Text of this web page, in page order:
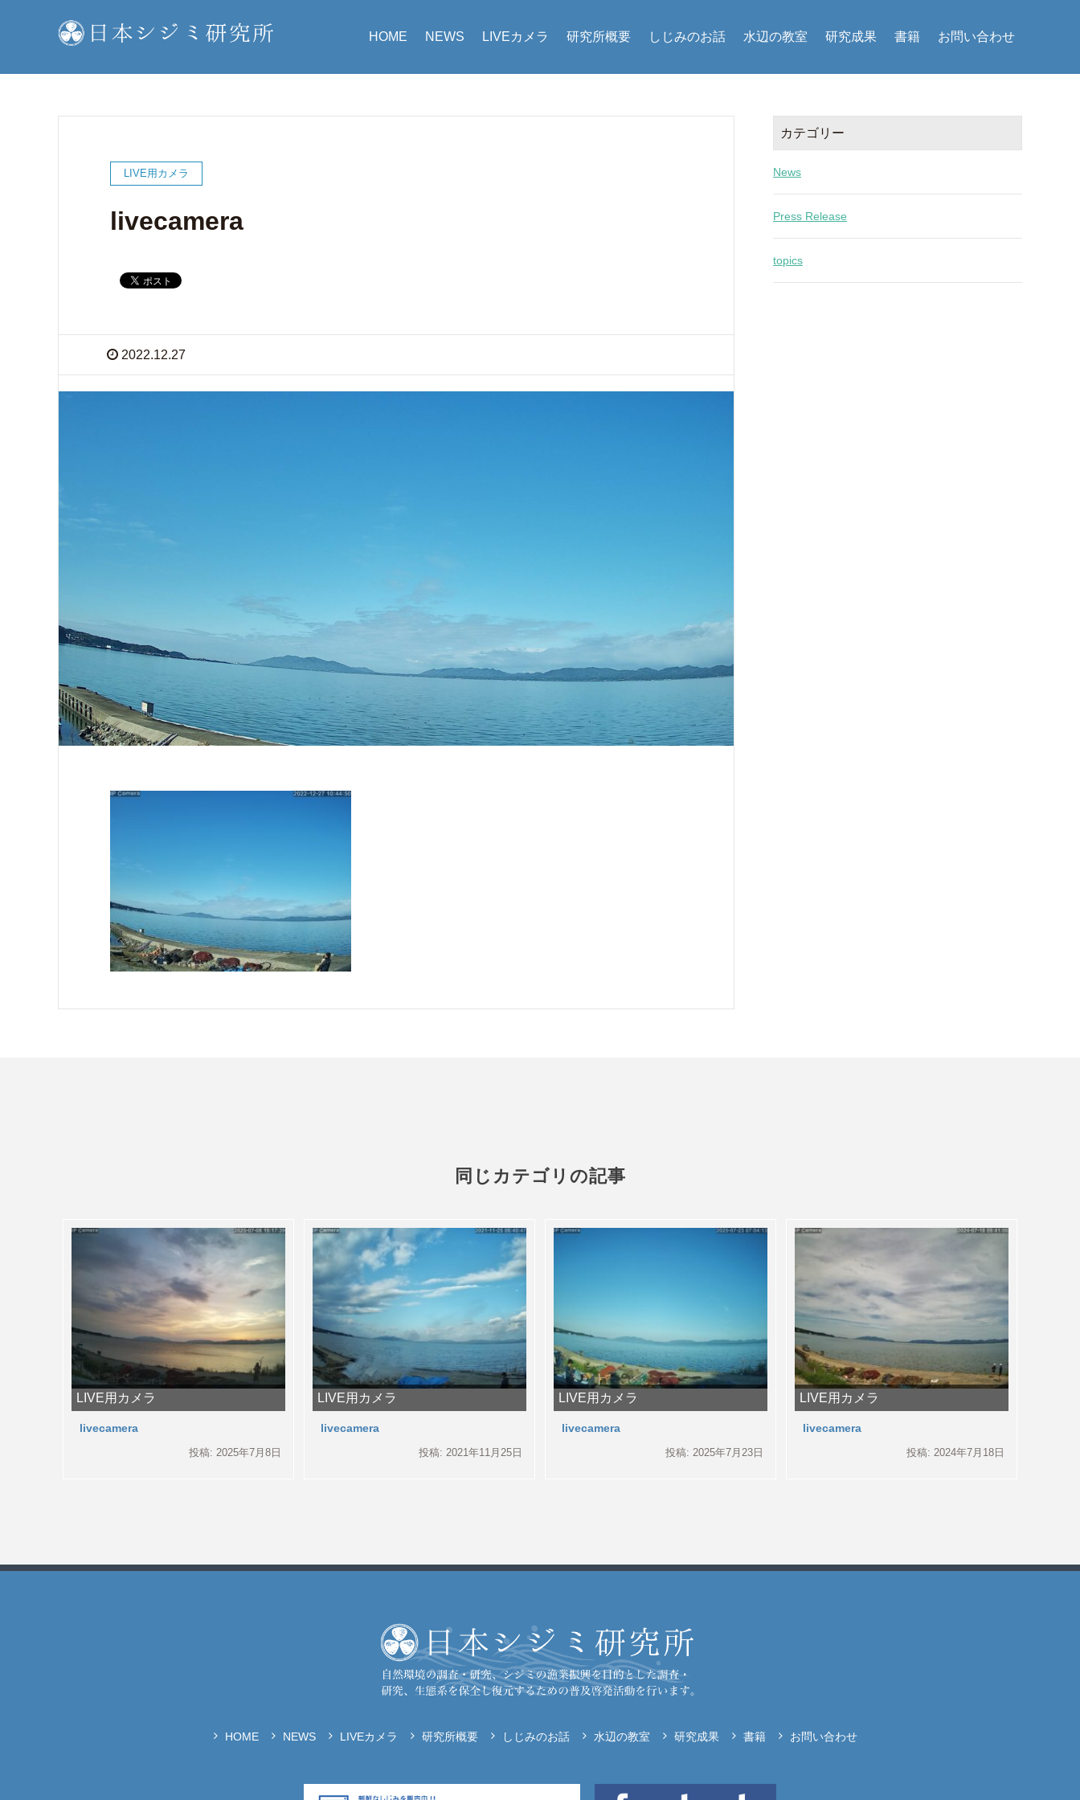
HOME NEWS LIVEカメラ 研究所概要 しじみのお話 水辺の教室 研究成果 書籍 お問い合わせ
LIVE用カメラ
livecamera
2022.12.27
カテゴリー
News
Press Release
topics
同じカテゴリの記事
LIVE用カメラ
livecamera
投稿: 2025年7月8日
LIVE用カメラ
livecamera
投稿: 2021年11月25日
LIVE用カメラ
livecamera
投稿: 2025年7月23日
LIVE用カメラ
livecamera
投稿: 2024年7月18日
HOME NEWS LIVEカメラ 研究所概要 しじみのお話 水辺の教室 研究成果 書籍 お問い合わせ